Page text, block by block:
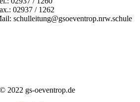
02937 / 1262
schulleitung@gsoeventrop.nrw.schule
© 2022 gs-oeventrop.de